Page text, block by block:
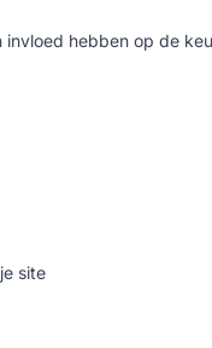
invloed hebben op de
site